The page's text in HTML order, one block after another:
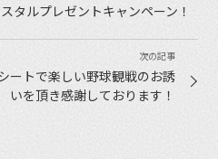
タルプレゼントキャンペーン！
ートで楽しい野球観戦のお誘
いを頂き感謝しております！